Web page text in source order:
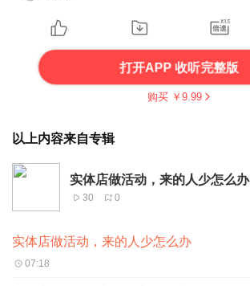
打开APP 收听完整版
购买 ￥ 9.99
以上内容来自专辑
实体店做活动，来的人少怎么办
30 0
实体店做活动，来的人少怎么办
07:18